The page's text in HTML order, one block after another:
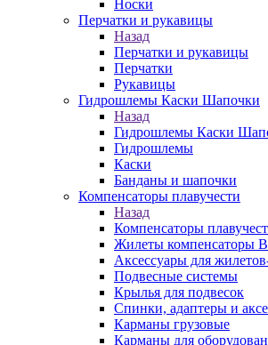
Носки
Перчатки и рукавицы
Назад
Перчатки и рукавицы
Перчатки
Рукавицы
Гидрошлемы Каски Шапочки
Назад
Гидрошлемы Каски
Гидрошлемы
Каски
Банданы и шапочки
Компенсаторы плавучести
Назад
Компенсаторы
Жилеты компенсаторы
Аксессуары для
Подвесные системы
Крылья для подвесок
Спинки, адаптеры и
Карманы грузовые
Карманы для